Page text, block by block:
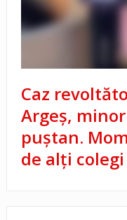
Caz
Argeş,
puştan.
de alţi colegi